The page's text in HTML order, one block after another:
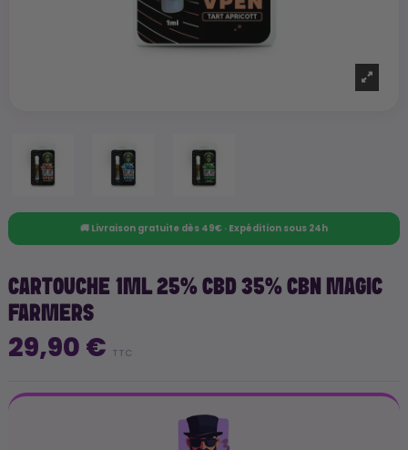
🚚 Livraison gratuite dès 49€ · Expédition sous 24h
CARTOUCHE 1ML 25% CBD 35% CBN MAGIC
FARMERS
29,90 € TTC